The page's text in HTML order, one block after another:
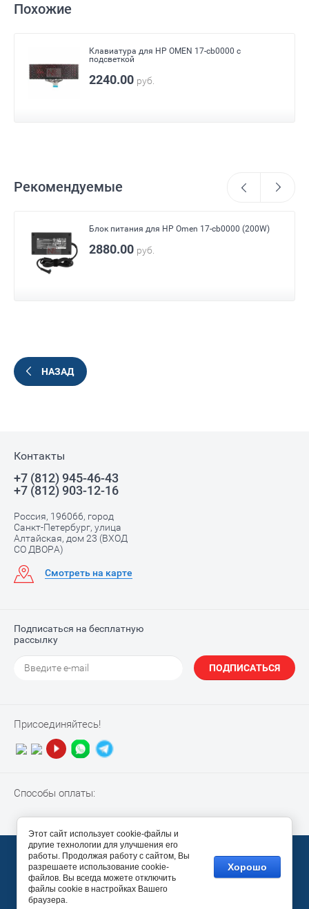
Похожие
Клавиатура для HP OMEN 17-cb0000 с
подсветкой
2240.00 руб.
Рекомендуемые
Блок питания для HP Omen 17-cb0000 (200W)
2880.00 руб.
НАЗАД
Контакты
+7 (812) 945-46-43
+7 (812) 903-12-16
Россия, 196066, город
Санкт-Петербург, улица
Алтайская, дом 23 (ВХОД
СО ДВОРА)
Смотреть на карте
Подписаться на бесплатную
рассылку
ПОДПИСАТЬСЯ
Присоединяйтесь!
Способы оплаты:
© 2010-2026 “NotebookPiter”
Megagroup.ru
Этот сайт использует cookie-файлы и
другие технологии для улучшения его
работы. Продолжая работу с сайтом, Вы
разрешаете использование cookie-
файлов. Вы всегда можете отключить
файлы cookie в настройках Вашего
браузера.
Хорошо